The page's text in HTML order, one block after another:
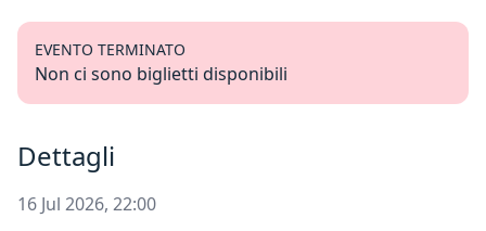
EVENTO TERMINATO
Non ci sono biglietti disponibili
Dettagli
16 Jul 2026, 22:00